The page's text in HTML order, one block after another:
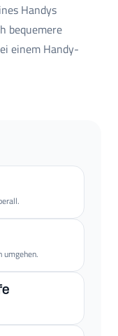
Handys
bequemere
einem Handy-
umgehen.